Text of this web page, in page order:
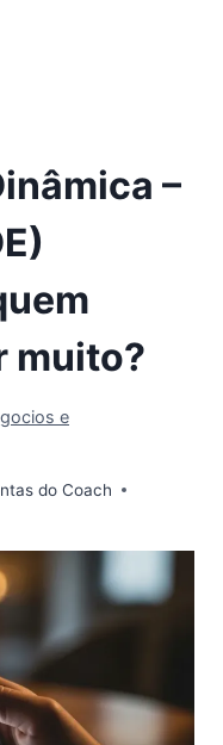
–
muito?
e
do Coach